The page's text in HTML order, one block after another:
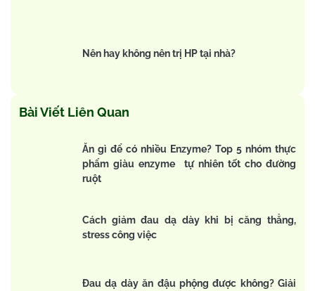
Nên hay không nên trị HP tại nhà?
Bài Viết Liên Quan
Ăn gì để có nhiều Enzyme? Top 5 nhóm thực
phẩm giàu enzyme tự nhiên tốt cho đường
ruột
Cách giảm đau dạ dày khi bị căng thẳng,
stress công việc
Đau dạ dày ăn đậu phộng được không? Giải